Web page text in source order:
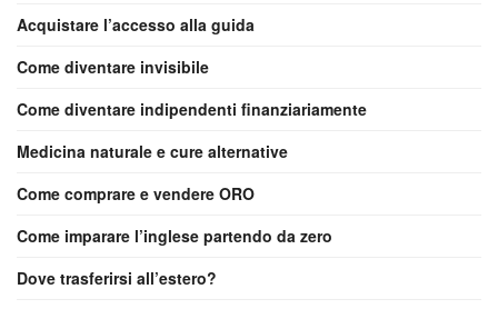
Acquistare l’accesso alla guida
Come diventare invisibile
Come diventare indipendenti finanziariamente
Medicina naturale e cure alternative
Come comprare e vendere ORO
Come imparare l’inglese partendo da zero
Dove trasferirsi all’estero?